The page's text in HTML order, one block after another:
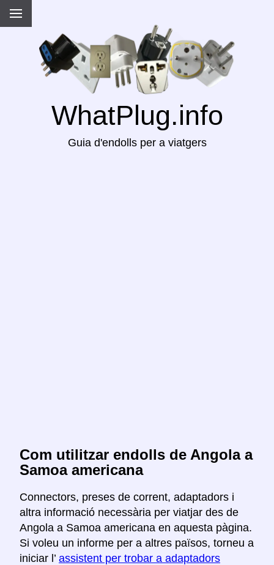
WhatPlug.info
Guia d'endolls per a viatgers
Com utilitzar endolls de Angola a
Samoa americana
Connectors, preses de corrent, adaptadors i
altra informació necessària per viatjar des de
Angola a Samoa americana en aquesta pàgina.
Si voleu un informe per a altres països, torneu a
iniciar l’ assistent per trobar a adaptadors